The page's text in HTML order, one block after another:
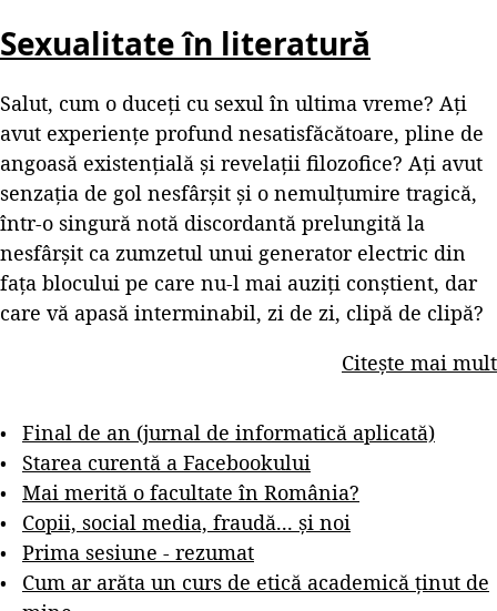
Sexualitate în literatură
Salut, cum o duceți cu sexul în ultima vreme? Ați
avut experiențe profund nesatisfăcătoare, pline de
angoasă existențială și revelații filozofice? Ați avut
senzația de gol nesfârșit și o nemulțumire tragică,
într-o singură notă discordantă prelungită la
nesfârșit ca zumzetul unui generator electric din
fața blocului pe care nu-l mai auziți conștient, dar
care vă apasă interminabil, zi de zi, clipă de clipă?
Citește mai mult
Final de an (jurnal de informatică aplicată)
Starea curentă a Facebookului
Mai merită o facultate în România?
Copii, social media, fraudă... și noi
Prima sesiune - rezumat
Cum ar arăta un curs de etică academică ținut de